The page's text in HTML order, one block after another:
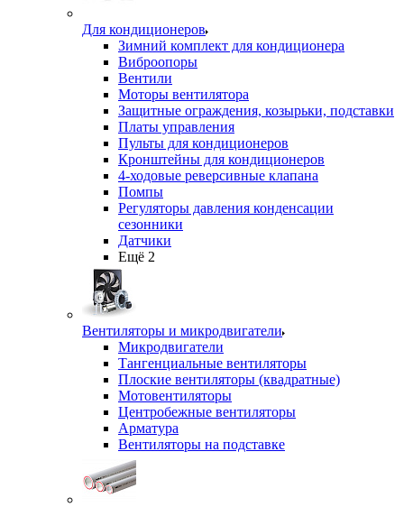
Для кондиционеров
Зимний комплект для кондиционера
Виброопоры
Вентили
Моторы вентилятора
Защитные ограждения, козырьки, подставки
Платы управления
Пульты для кондиционеров
Кронштейны для кондиционеров
4-ходовые реверсивные клапана
Помпы
Регуляторы давления конденсации
сезонники
Датчики
Ещё 2
Вентиляторы и микродвигатели
Микродвигатели
Тангенциальные вентиляторы
Плоские вентиляторы (квадратные)
Мотовентиляторы
Центробежные вентиляторы
Арматура
Вентиляторы на подставке